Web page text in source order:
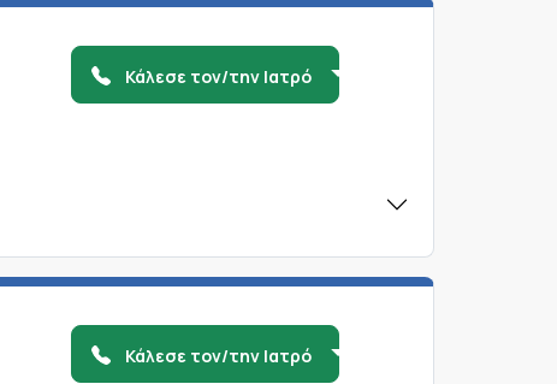
Κάλεσε τον/την Ιατρό
Κάλεσε τον/την Ιατρό